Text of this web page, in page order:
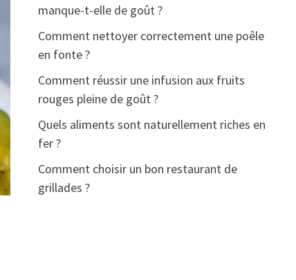
manque-t-elle de goût ?
Comment nettoyer correctement une poêle
en fonte ?
Comment réussir une infusion aux fruits
rouges pleine de goût ?
Quels aliments sont naturellement riches en
fer ?
Comment choisir un bon restaurant de
grillades ?